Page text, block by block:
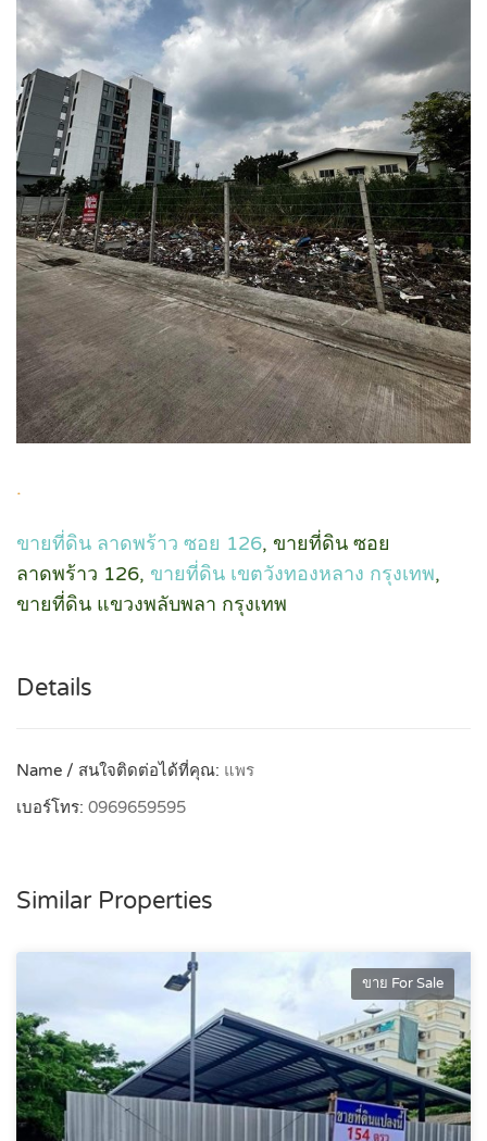
.
ขายที่ดิน ลาดพร้าว ซอย 126, ขายที่ดิน ซอย
ลาดพร้าว 126, ขายที่ดิน เขตวังทองหลาง กรุงเทพ,
ขายที่ดิน แขวงพลับพลา กรุงเทพ
Details
Name / สนใจติดต่อได้ที่คุณ: แพร
เบอร์โทร: 0969659595
Similar Properties
ขาย For Sale